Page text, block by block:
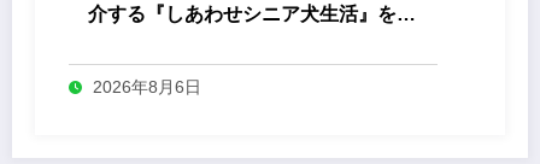
介する『しあわせシニア犬生活』を発
2026年8月6日